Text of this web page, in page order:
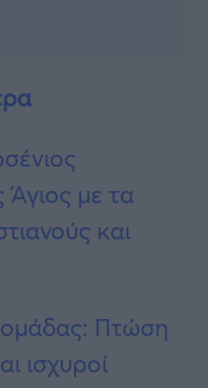
με τα
και
Πτώση
ισχυροί